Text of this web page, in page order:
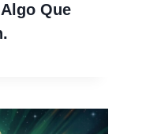
Que